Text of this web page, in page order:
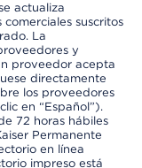
actualiza
suscritos
La
y
proveedor acepta
directamente
los proveedores
en “Español”).
72 horas hábiles
Permanente
en línea
impreso está